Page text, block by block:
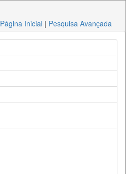
Página Inicial | Pesquisa Avançada